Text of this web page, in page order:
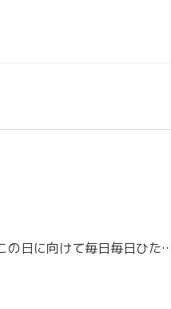
こんにちは！明日はとうとう前期試験ですね。 みなさんはこの日に向けて毎日毎日ひたすら勉強に励んできたことと思います。 明日はその3年間のがんばりを盛大に解答用紙にぶつけてきてください！ 最後の一秒まであきらめずに自分を信 […]